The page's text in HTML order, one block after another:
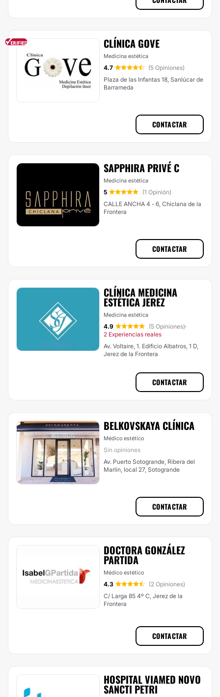
CLÍNICA GOVE
Medicina estética
4.7
(5 Opiniones)
Plaza de las Infantas 18, Sanlúcar de
Barrameda
CONTACTAR
SAPPHIRA PRIVÉ C
Medicina estética
5
(1 Opinión)
CALLE ANCHA 4 - 6, Chiclana de la
Frontera
CONTACTAR
CLÍNICA MEDICINA
ESTÉTICA JEREZ
Medicina estética
4.9 (5 Opiniones)·
2 Experiencias reales
Av. Voltaire, 1. Edificio Albatros, 1 D,
Jerez de la Frontera
CONTACTAR
BELKOVSKAYA CLÍNICA
Médico estético
Sin opiniones
Av. Puerto Sotogrande, Ribera del
Marlin, local 27, Sotogrande
CONTACTAR
DOCTORA GONZÁLEZ
PARTIDA
Médico estético
4.3
(2 Opiniones)
C/ Larga 85 4º C, Jerez de la
Frontera
CONTACTAR
HOSPITAL VIAMED NOVO
SANCTI PETRI